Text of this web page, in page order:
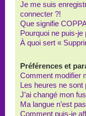
Je me suis
connecter ?!
Que signifie
Pourquoi ne puis-je
À quoi sert «
Préférences et
Comment modifier
Les heures ne sont
J’ai changé mon
Ma langue n’est
Comment puis-je